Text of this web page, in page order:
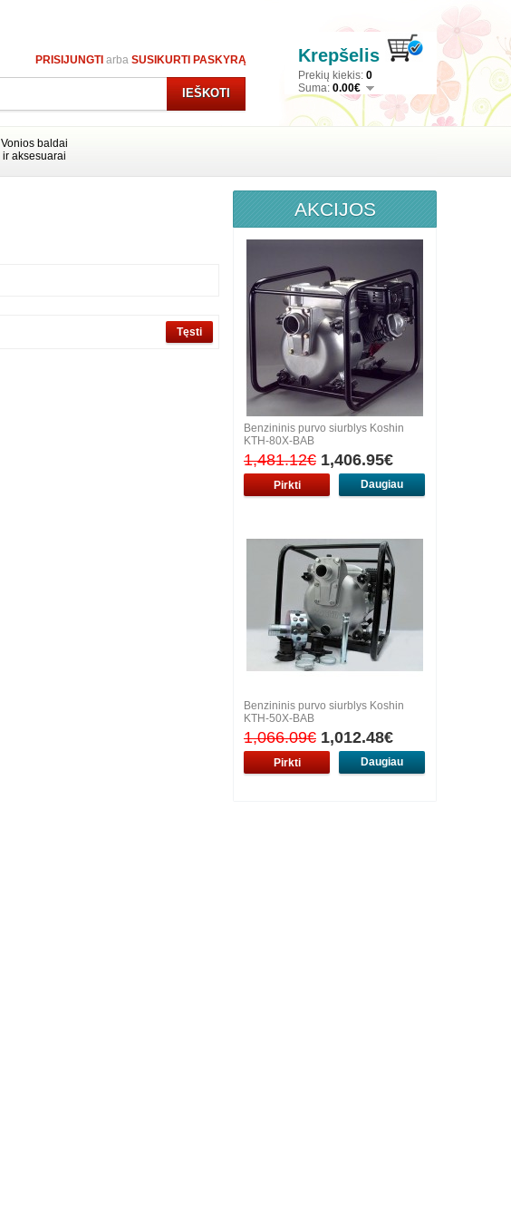
Krepšelis
Prekių kiekis: 0
Suma: 0.00€
IEŠKOTI
PRISIJUNGTI arba SUSIKURTI PASKYRĄ
Vonios baldai
ir aksesuarai
AKCIJOS
Benzininis purvo siurblys Koshin
KTH-80X-BAB
1,481.12€ 1,406.95€
Daugiau
Benzininis purvo siurblys Koshin
KTH-50X-BAB
1,066.09€ 1,012.48€
Daugiau
Tęsti